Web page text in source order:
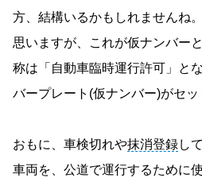
方、結構いるかもしれませんね
思いますが、これが仮ナンバー
称は「自動車臨時運行許可」と
バープレート(仮ナンバー)がセッ
おもに、車検切れや抹消登録し
車両を、公道で運行するために使